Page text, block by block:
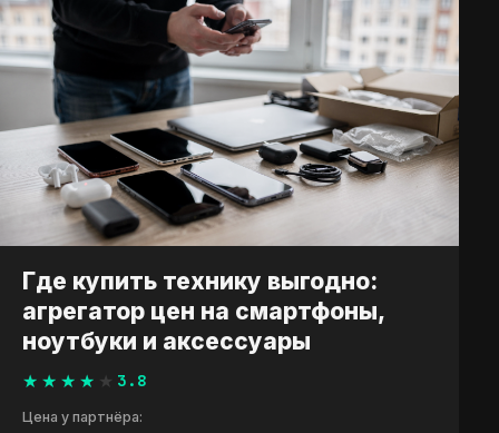
Где купить технику выгодно:
агрегатор цен на смартфоны,
ноутбуки и аксессуары
3.8
Цена у партнёра: